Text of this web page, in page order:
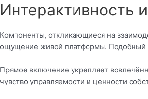
Интерактивность
Компоненты, откликающиеся на
ощущение живой платформы. Подобный
Прямое включение укрепляет
чувство управляемости и ценности